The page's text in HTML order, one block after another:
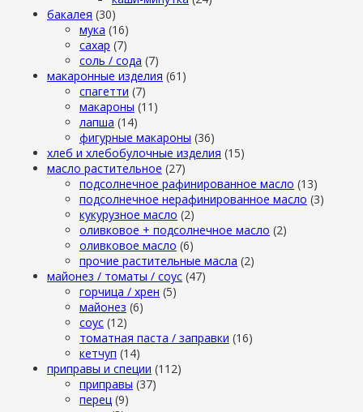
бакалея (30)
мука (16)
сахар (7)
cоль / cода (7)
макаронные изделия (61)
cпагетти (7)
макароны (11)
лапша (14)
фигурные макароны (36)
хлеб и хлебобулочные изделия (15)
масло растительное (27)
подсолнечное рафинированное масло (13)
подсолнечное нерафинированное масло (3)
кукурузное масло (2)
оливковое + подсолнечное масло (2)
оливковое масло (6)
прочие растительные масла (2)
майонез / томаты / соус (47)
горчица / хрен (5)
майонез (6)
соус (12)
томатная паста / заправки (16)
кетчуп (14)
приправы и специи (112)
приправы (37)
перец (9)